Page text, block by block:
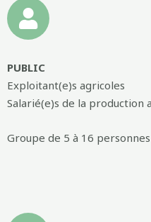
PUBLIC
Exploitant(e)s agricoles
Salarié(e)s de la production
Groupe de 5 à 16 personnes